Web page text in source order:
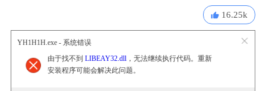
16.25k
YH1H1H.exe - 系统错误
由于找不到 LIBEAY32.dll，无法继续执行代码。重新
安装程序可能会解决此问题。